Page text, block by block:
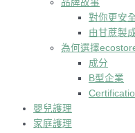
品牌故事
對你更安
由甘蔗製
為何選擇
成分
B型企業
嬰兒護理
家庭護理